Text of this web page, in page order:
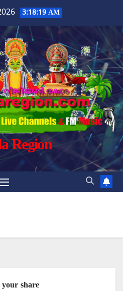
3:18:20 AM
Region
share